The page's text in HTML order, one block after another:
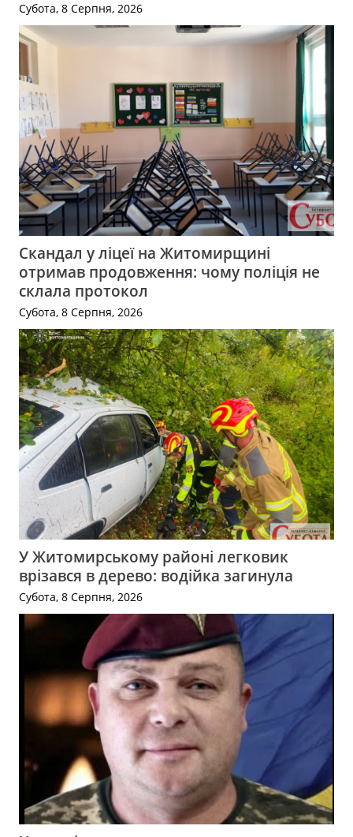
Субота, 8 Серпня, 2026
Скандал у ліцеї на Житомирщині
отримав продовження: чому поліція не
склала протокол
Субота, 8 Серпня, 2026
У Житомирському районі легковик
врізався в дерево: водійка загинула
Субота, 8 Серпня, 2026